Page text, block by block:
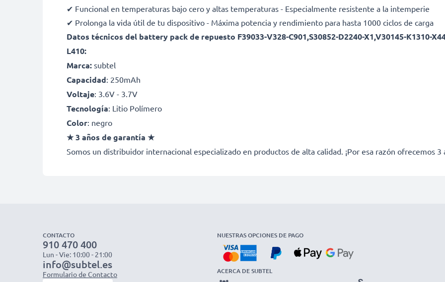
✔ Funcional en temperaturas bajo cero y altas temperaturas - Especialmente resistente a la intemperie
✔ Prolonga la vida útil de tu dispositivo - Máxima potencia y rendimiento para hasta 1000 ciclos de carga
Datos técnicos del battery pack de repuesto F39033-V328-C901,S30852-D2240-X1,V30145-K1310-
L410:
Marca: subtel
Capacidad: 250mAh
Voltaje: 3.6V - 3.7V
Tecnología: Litio Polímero
Color: negro
★ 3 años de garantía ★
Somos un distribuidor internacional especializado en productos de alta calidad. ¡Por esa razón ofrecemos 3
CONTACTO
910 470 400
Lun - Vie: 10:00 - 21:00
info@subtel.es
Formulario de Contacto
NUESTRAS OPCIONES DE PAGO
ACERCA DE SUBTEL